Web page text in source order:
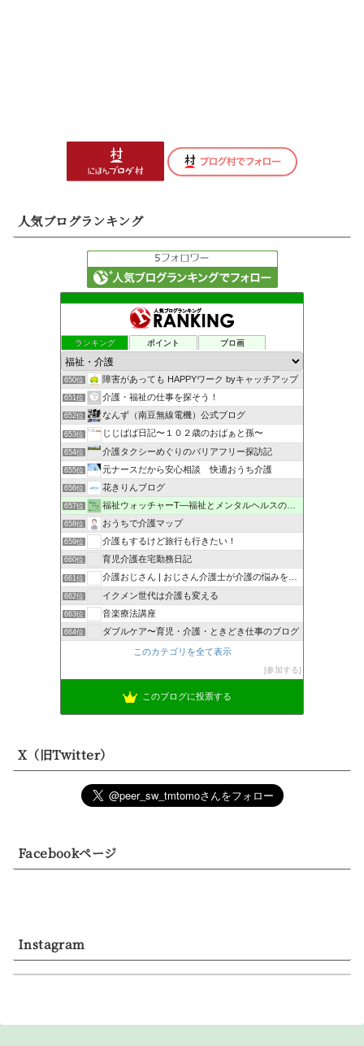
人気ブログランキング
ランキング ポイント ブロ画
650位 障害があっても HAPPYワーク byキャッチアップ
651位 介護・福祉の仕事を探そう！
652位 なんず（南豆無線電機）公式ブログ
653位 じじばば日記〜１０２歳のおばぁと孫〜
654位 介護タクシーめぐりのバリアフリー探訪記
655位 元ナースだから安心相談 快適おうち介護
656位 花きりんブログ
657位 福祉ウォッチャーT―福祉とメンタルヘルスの解説・研究ブログ
658位 おうちで介護マップ
659位 介護もするけど旅行も行きたい！
660位 育児介護在宅勤務日記
661位 介護おじさん | おじさん介護士が介護の悩みを解決
662位 イクメン世代は介護も変える
663位 音楽療法講座
664位 ダブルケア〜育児・介護・ときどき仕事のブログ
このカテゴリを全て表示
参加する
このブログに投票する
X（旧Twitter）
Facebookページ
Instagram